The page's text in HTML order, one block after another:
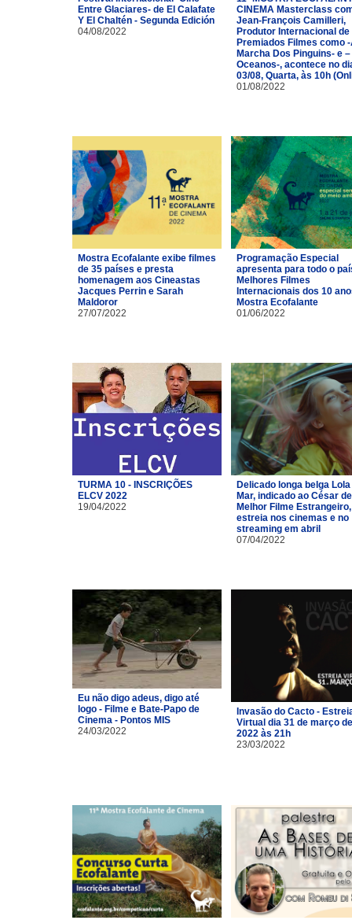
Entre Glaciares- de El Calafate
Y El Chaltén - Segunda Edición
04/08/2022
CINEMA Masterclass
Jean-François Camilleri,
Produtor Internacional de
Premiados Filmes como
Marcha Dos Pinguins- e –
Oceanos-, acontece no
03/08, Quarta, às 10h
01/08/2022
Mostra Ecofalante exibe filmes
de 35 países e presta
homenagem aos Cineastas
Jacques Perrin e Sarah
Maldoror
27/07/2022
Programação Especial
apresenta para todo o
Melhores Filmes
Internacionais dos 10
Mostra Ecofalante
01/06/2022
TURMA 10 - INSCRIÇÕES
ELCV 2022
19/04/2022
Delicado longa belga Lola
Mar, indicado ao César de
Melhor Filme Estrangeiro,
estreia nos cinemas e no
streaming em abril
07/04/2022
Eu não digo adeus, digo até
logo - Filme e Bate-Papo de
Cinema - Pontos MIS
24/03/2022
Invasão do Cacto -
Virtual dia 31 de março de
2022 às 21h
23/03/2022